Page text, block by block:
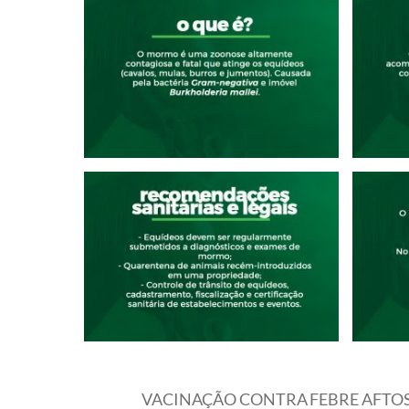
VACINAÇÃO CONTRA FEBRE